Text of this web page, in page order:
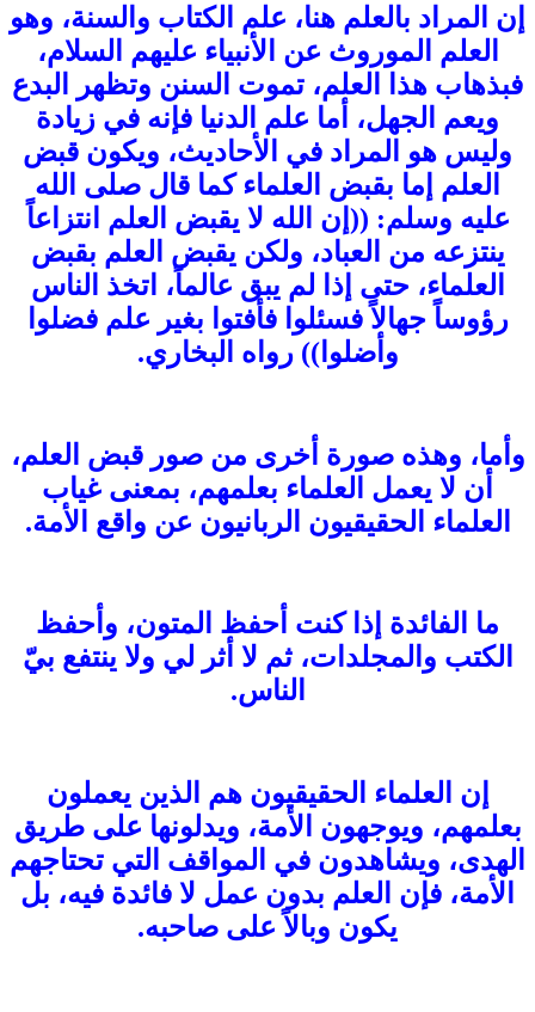
إن المراد بالعلم هنا، علم الكتاب والسنة، وهو
العلم الموروث عن الأنبياء عليهم السلام،
فبذهاب هذا العلم، تموت السنن وتظهر البدع
ويعم الجهل، أما علم الدنيا فإنه في زيادة
وليس هو المراد في الأحاديث، ويكون قبض
العلم إما بقبض العلماء كما قال صلى الله
عليه وسلم: ((إن الله لا يقبض العلم انتزاعاً
ينتزعه من العباد، ولكن يقبض العلم بقبض
العلماء، حتى إذا لم يبق عالماً، اتخذ الناس
رؤوساً جهالاً فسئلوا فأفتوا بغير علم فضلوا
وأضلوا)) رواه البخاري.
وأما، وهذه صورة أخرى من صور قبض العلم،
أن لا يعمل العلماء بعلمهم، بمعنى غياب
العلماء الحقيقيون الربانيون عن واقع الأمة.
ما الفائدة إذا كنت أحفظ المتون، وأحفظ
الكتب والمجلدات، ثم لا أثر لي ولا ينتفع بيّ
الناس.
إن العلماء الحقيقيون هم الذين يعملون
بعلمهم، ويوجهون الأمة، ويدلونها على طريق
الهدى، ويشاهدون في المواقف التي تحتاجهم
الأمة، فإن العلم بدون عمل لا فائدة فيه، بل
يكون وبالاً على صاحبه.